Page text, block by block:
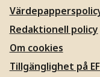
Redaktionell policy
Om cookies
Tillgänglighet på